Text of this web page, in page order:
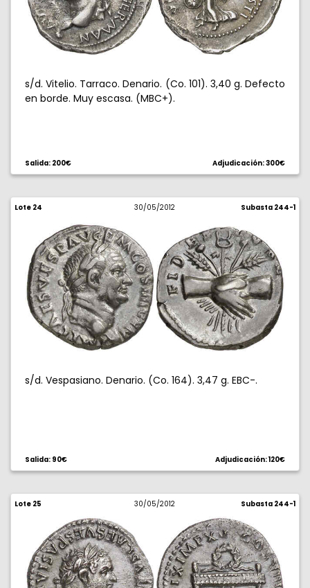
s/d. Vitelio. Tarraco. Denario. (Co. 101). 3,40 g. Defecto
en borde. Muy escasa. (MBC+).
Salida: 200€ Adjudicación: 300€
Lote 24 30/05/2012 Subasta 244-1
s/d. Vespasiano. Denario. (Co. 164). 3,47 g. EBC-.
Salida: 90€ Adjudicación: 120€
Lote 25 30/05/2012 Subasta 244-1